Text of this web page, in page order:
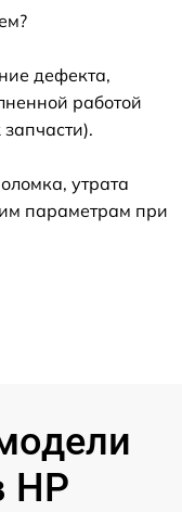
дефекта,
работой
утрата
параметрам при
HP